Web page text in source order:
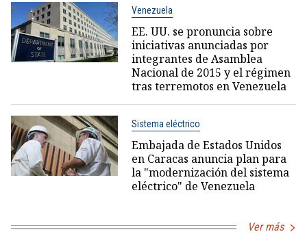
Venezuela
EE. UU. se pronuncia sobre
iniciativas anunciadas por
integrantes de Asamblea
Nacional de 2015 y el régimen
tras terremotos en Venezuela
Sistema eléctrico
Embajada de Estados Unidos
en Caracas anuncia plan para
la "modernización del sistema
eléctrico" de Venezuela
Ver más